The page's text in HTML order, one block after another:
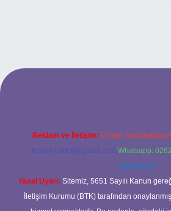
bahis
Reklam ve İletişim: E-mail:
forumhizmeti@gmail.com Whatsapp:
@karabul
Yasal Uyarı: Sitemiz, 5651 Sayılı Kanun
İletişim Kurumu (BTK) tarafından